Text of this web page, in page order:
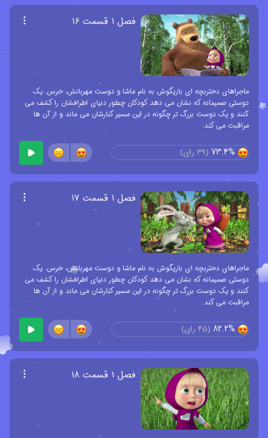
فصل ۱ قسمت ۱۶
ماجراهای دختربچه ای بازیگوش به نام ماشا و دوست مهربانش، خرس. یک
دوستی صمیمانه که نشان می دهد کودکان چطور دنیای اطرافشان را کشف می
کنند و یک دوست بزرگ تر چگونه در این مسیر کنارشان می ماند و از آن ها
مراقبت می کند.
73.4%
(
39 رای)
فصل ۱ قسمت ۱۷
ماجراهای دختربچه ای بازیگوش به نام ماشا و دوست مهربانش، خرس. یک
دوستی صمیمانه که نشان می دهد کودکان چطور دنیای اطرافشان را کشف می
کنند و یک دوست بزرگ تر چگونه در این مسیر کنارشان می ماند و از آن ها
مراقبت می کند.
82.2%
(
45 رای)
فصل ۱ قسمت ۱۸